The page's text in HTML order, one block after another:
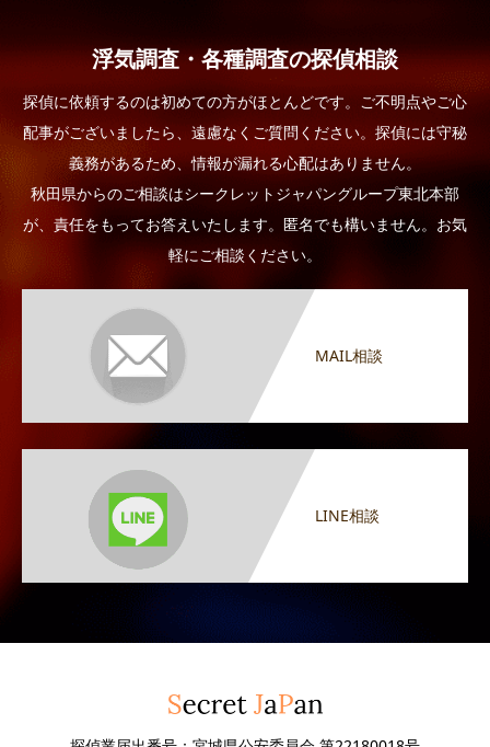
浮気調査・各種調査の探偵相談
探偵に依頼するのは初めての方がほとんどです。ご不明点やご心
配事がございましたら、遠慮なくご質問ください。探偵には守秘
義務があるため、情報が漏れる心配はありません。
秋田県からのご相談はシークレットジャパングループ東北本部
が、責任をもってお答えいたします。匿名でも構いません。お気
軽にご相談ください。
MAIL相談
LINE相談